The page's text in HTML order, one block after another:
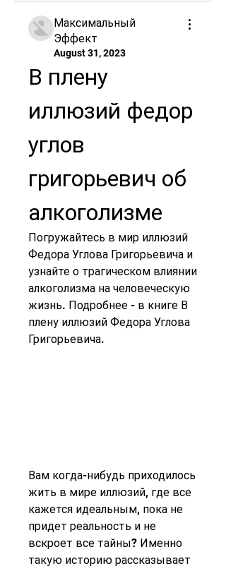
Максимальный
Эффект
August 31, 2023
В плену
иллюзий федор
углов
григорьевич об
алкоголизме
Погружайтесь в мир иллюзий
Федора Углова Григорьевича и
узнайте о трагическом влиянии
алкоголизма на человеческую
жизнь. Подробнее - в книге В
плену иллюзий Федора Углова
Григорьевича.
Вам когда-нибудь приходилось
жить в мире иллюзий, где все
кажется идеальным, пока не
придет реальность и не
вскроет все тайны? Именно
такую историю рассказывает